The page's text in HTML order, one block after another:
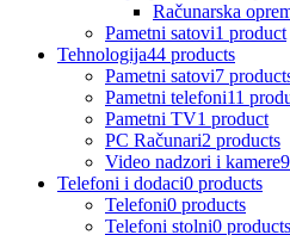
Računarska
Pametni satovi1 product
Tehnologija44 products
Pametni satovi7
Pametni telefoni11
Pametni TV1 product
PC Računari2 products
Video nadzori i kamere
Telefoni i dodaci0 products
Telefoni0 products
Telefoni stolni0 products